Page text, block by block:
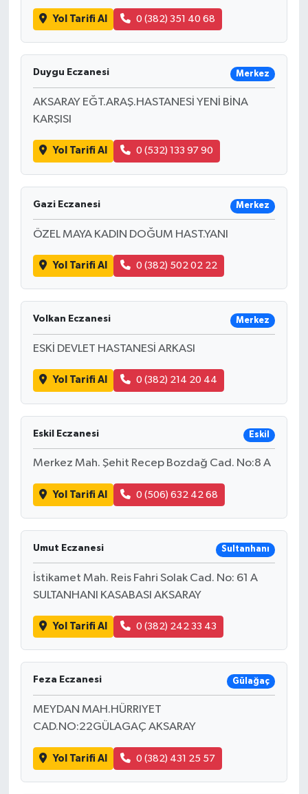
Yol Tarifi Al 0 (382) 351 40 68
Duygu Eczanesi Merkez
AKSARAY EĞT.ARAŞ.HASTANESİ YENİ BİNA
KARŞISI
Yol Tarifi Al 0 (532) 133 97 90
Gazi Eczanesi Merkez
ÖZEL MAYA KADIN DOĞUM HAST.YANI
Yol Tarifi Al 0 (382) 502 02 22
Volkan Eczanesi Merkez
ESKİ DEVLET HASTANESİ ARKASI
Yol Tarifi Al 0 (382) 214 20 44
Eskil Eczanesi Eskil
Merkez Mah. Şehit Recep Bozdağ Cad. No:8 A
Yol Tarifi Al 0 (506) 632 42 68
Umut Eczanesi Sultanhanı
İstikamet Mah. Reis Fahri Solak Cad. No: 61 A
SULTANHANI KASABASI AKSARAY
Yol Tarifi Al 0 (382) 242 33 43
Feza Eczanesi Gülağaç
MEYDAN MAH.HÜRRIYET
CAD.NO:22GÜLAGAÇ AKSARAY
Yol Tarifi Al 0 (382) 431 25 57